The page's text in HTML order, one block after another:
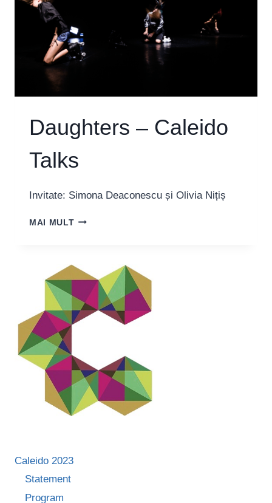
Daughters – Caleido
Talks
Invitate: Simona Deaconescu și Olivia Nițiș
MAI MULTDAUGHTERS
Caleido 2023
Statement
Program